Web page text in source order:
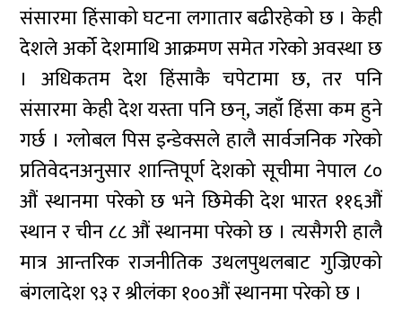
संसारमा हिंसाको घटना लगातार बढीरहेको छ । केही
देशले अर्को देशमाथि आक्रमण समेत गरेको अवस्था छ
। अधिकतम देश हिंसाकै चपेटामा छ, तर पनि
संसारमा केही देश यस्ता पनि छन्, जहाँ हिंसा कम हुने
गर्छ । ग्लोबल पिस इन्डेक्सले हालै सार्वजनिक गरेको
प्रतिवेदनअनुसार शान्तिपूर्ण देशको सूचीमा नेपाल ८०
औं स्थानमा परेको छ भने छिमेकी देश भारत ११६औं
स्थान र चीन ८८ औं स्थानमा परेको छ । त्यसैगरी हालै
मात्र आन्तरिक राजनीतिक उथलपुथलबाट गुज्रिएको
बंगलादेश ९३ र श्रीलंका १००औं स्थानमा परेको छ ।